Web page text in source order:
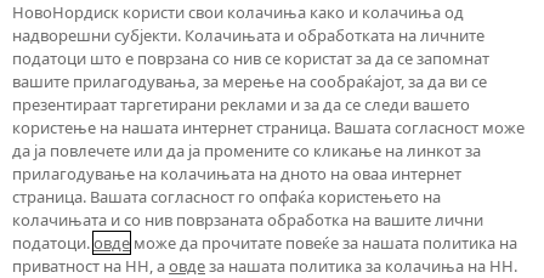
НовоНордиск користи свои колачиња како и колачиња од
надворешни субјекти. Колачињата и обработката на личните
податоци што е поврзана со нив се користат за да се запомнат
вашите прилагодувања, за мерење на сообраќајот, за да ви се
презентираат таргетирани реклами и за да се следи вашето
користење на нашата интернет страница. Вашата согласност може
да ја повлечете или да ја промените со кликање на линкот за
прилагодување на колачињата на дното на оваа интернет
страница. Вашата согласност го опфаќа користењето на
колачињата и со нив поврзаната обработка на вашите лични
податоци.овде може да прочитате повеќе за нашата политика на
приватност на НН, аовдеза нашата политика за колачиња на НН.